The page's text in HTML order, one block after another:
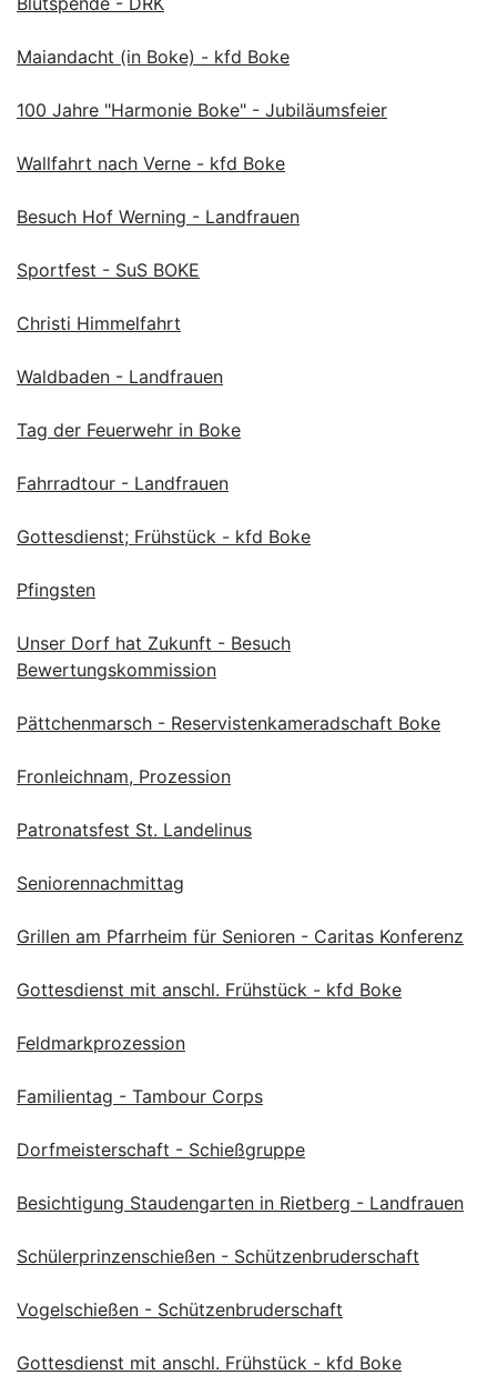
Maiandacht (in Boke) - kfd Boke
100 Jahre "Harmonie Boke" - Jubiläumsfeier
Wallfahrt nach Verne - kfd Boke
Besuch Hof Werning - Landfrauen
Sportfest - SuS BOKE
Christi Himmelfahrt
Waldbaden - Landfrauen
Tag der Feuerwehr in Boke
Fahrradtour - Landfrauen
Gottesdienst; Frühstück - kfd Boke
Pfingsten
Unser Dorf hat Zukunft - Besuch
Bewertungskommission
Pättchenmarsch - Reservistenkameradschaft Boke
Fronleichnam, Prozession
Patronatsfest St. Landelinus
Seniorennachmittag
Grillen am Pfarrheim für Senioren - Caritas Konferenz
Gottesdienst mit anschl. Frühstück - kfd Boke
Feldmarkprozession
Familientag - Tambour Corps
Dorfmeisterschaft - Schießgruppe
Besichtigung Staudengarten in Rietberg - Landfrauen
Schülerprinzenschießen - Schützenbruderschaft
Vogelschießen - Schützenbruderschaft
Gottesdienst mit anschl. Frühstück - kfd Boke